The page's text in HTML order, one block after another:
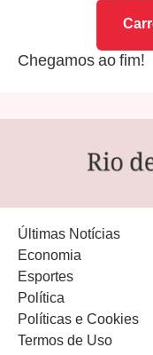
Chegamos ao fim!
Últimas Notícias
Economia
Esportes
Política
Políticas e Cookies
Termos de Uso